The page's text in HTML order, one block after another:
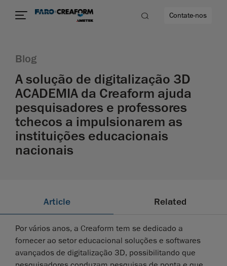
Contate-nos
Blog
A solução de digitalização 3D
ACADEMIA da Creaform ajuda
pesquisadores e professores
tchecos a impulsionarem as
instituições educacionais
nacionais
Article Related
Por vários anos, a Creaform tem se dedicado a
fornecer ao setor educacional soluções e softwares
avançados de digitalização 3D, possibilitando que